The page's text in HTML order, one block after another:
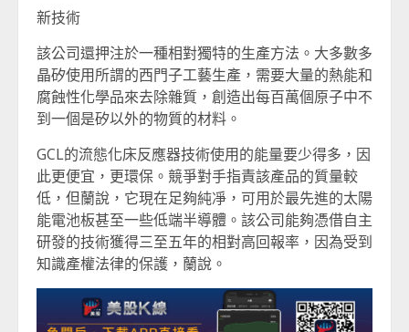
新技術
該公司還押注於一種相對獨特的生產方法。大多數多
晶矽使用所謂的西門子工藝生產，需要大量的熱能和
腐蝕性化學品來去除雜質，創造出每百萬個原子中不
到一個是矽以外的物質的材料。
GCL的流態化床反應器技術使用的能量要少得多，因
此更便宜，更環保。競爭對手指責該產品的質量較
低，但蘭說，它現在足夠純凈，可用於最先進的太陽
能電池板甚至一些低端半導體。該公司能夠憑借自主
研發的技術獲得三至五年的相對高回報率，因為受到
知識產權法律的保護，蘭說。